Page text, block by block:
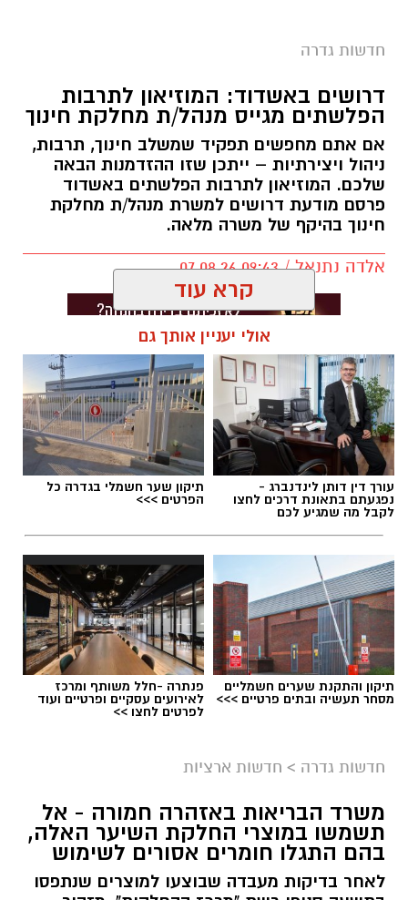
חדשות גדרה
דרושים באשדוד: המוזיאון לתרבות
הפלשתים מגייס מנהל/ת מחלקת חינוך
אם אתם מחפשים תפקיד שמשלב חינוך, תרבות,
ניהול ויצירתיות – ייתכן שזו ההזדמנות הבאה
שלכם. המוזיאון לתרבות הפלשתים באשדוד
פרסם מודעת דרושים למשרת מנהל/ת מחלקת
חינוך בהיקף של משרה מלאה.
אלדה נתנאל / 09:43 07.08.26
תגים:דרושים באשדוד
במסגרת התפקיד יידרש המועמד להוביל את תחום
מקצועי, לפתח תוכניות חינוכיות, ליצור אירועי תוכן
ופרויקטים ייחודיים ולעבוד מול קהלים מגוונים, תוך
חיבור בין עולם התרבות, החינוך והקהילה.
קרא עוד
אולי יעניין אותך גם
עורך דין דותן לינדנברג -
נפגעתם בתאונת דרכים לחצו
לקבל מה שמגיע לכם
תיקון שער חשמלי בגדרה כל
הפרטים >>>
תיקון והתקנת שערים חשמליים
מסחר תעשיה ובתים פרטיים >>>
פנתרה -חלל משותף ומרכז
לאירועים עסקיים ופרטיים ועוד
לפרטים לחצו >>
חדשות גדרה > חדשות ארציות
משרד הבריאות באזהרה חמורה - אל
תשמשו במוצרי החלקת השיער האלה,
בהם התגלו חומרים אסורים לשימוש
לאחר בדיקות מעבדה שבוצעו למוצרים שנתפסו